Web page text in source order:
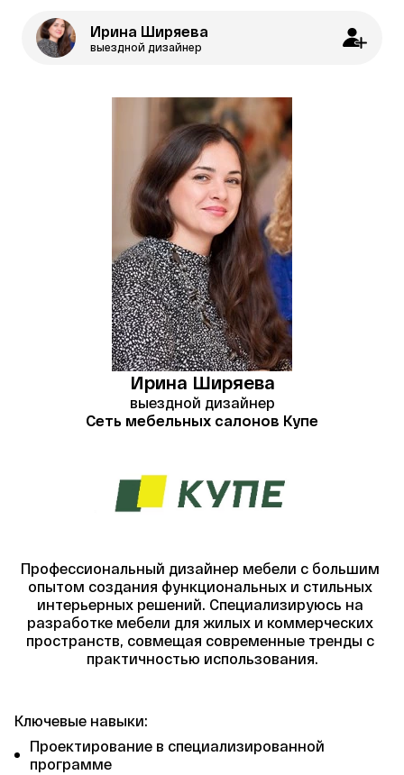
Ирина Ширяева
выездной дизайнер
Ирина Ширяева
выездной дизайнер
Сеть мебельных салонов Купе
Профессиональный дизайнер мебели с большим
опытом создания функциональных и стильных
интерьерных решений. Специализируюсь на
разработке мебели для жилых и коммерческих
пространств, совмещая современные тренды с
практичностью использования.
Ключевые навыки:
Проектирование в специализированной
программе